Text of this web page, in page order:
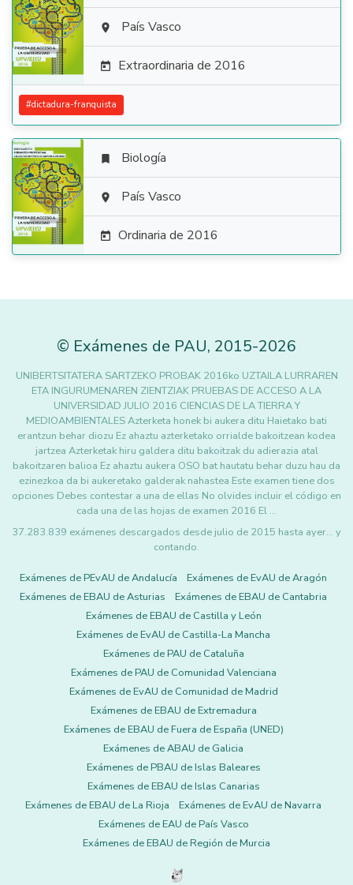
  País Vasco
 Extraordinaria de 2016
#dictadura-franquista

 Biología
 País Vasco
 Ordinaria de 2016
© Exámenes de PAU, 2015-2026
UNIBERTSITATERA SARTZEKO PROBAK 2016ko UZTAILA LURRAREN
ETA INGURUMENAREN ZIENTZIAK PRUEBAS DE ACCESO A LA
UNIVERSIDAD JULIO 2016 CIENCIAS DE LA TIERRA Y
MEDIOAMBIENTALES Azterketa honek bi aukera ditu Haietako bati
erantzun behar diozu Ez ahaztu azterketako orrialde bakoitzean kodea
jartzea Azterketak hiru galdera ditu bakoitzak du adierazia atal
bakoitzaren balioa Ez ahaztu aukera OSO bat hautatu behar duzu hau da
ezinezkoa da bi aukeretako galderak nahastea Este examen tiene dos
opciones Debes contestar a una de ellas No olvides incluir el código en
cada una de las hojas de examen 2016 El …
37.283.839 exámenes descargados desde julio de 2015 hasta ayer... y
contando.
Exámenes de PEvAU de Andalucía
Exámenes de EvAU de Aragón
Exámenes de EBAU de Asturias
Exámenes de EBAU de Cantabria
Exámenes de EBAU de Castilla y León
Exámenes de EvAU de Castilla-La Mancha
Exámenes de PAU de Cataluña
Exámenes de PAU de Comunidad Valenciana
Exámenes de EvAU de Comunidad de Madrid
Exámenes de EBAU de Extremadura
Exámenes de EBAU de Fuera de España (UNED)
Exámenes de ABAU de Galicia
Exámenes de PBAU de Islas Baleares
Exámenes de EBAU de Islas Canarias
Exámenes de EBAU de La Rioja
Exámenes de EvAU de Navarra
Exámenes de EAU de País Vasco
Exámenes de EBAU de Región de Murcia